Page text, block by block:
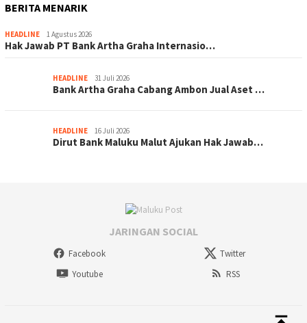
BERITA MENARIK
HEADLINE 1 Agustus 2026
Hak Jawab PT Bank Artha Graha Internasio…
HEADLINE 31 Juli 2026
Bank Artha Graha Cabang Ambon Jual Aset …
HEADLINE 16 Juli 2026
Dirut Bank Maluku Malut Ajukan Hak Jawab…
JARINGAN SOCIAL
Facebook
Twitter
Youtube
RSS